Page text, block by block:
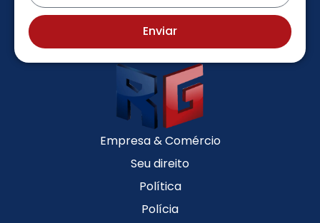
Enviar
Empresa & Comércio
Seu direito
Política
Polícia